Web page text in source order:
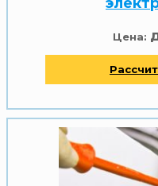
Цена: